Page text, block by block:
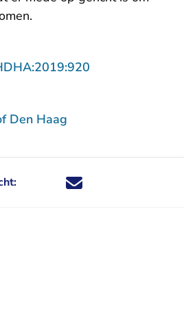
Den Haag
Deel dit nieuwsbericht via X -
Deel dit nieuwsbericht via
Deel dit nieuwsbericht
Deel dit